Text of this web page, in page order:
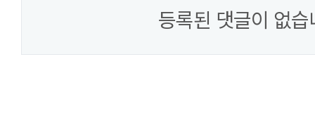
등록된 댓글이 없습